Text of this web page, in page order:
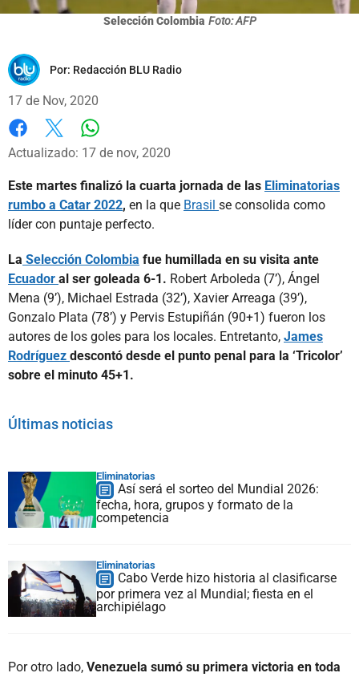
Selección Colombia Foto: AFP
Por: Redacción BLU Radio
17 de Nov, 2020
Facebook
X
Actualizado: 17 de nov, 2020
Este martes finalizó la cuarta jornada de las Eliminatorias
rumbo a Catar 2022, en la que Brasil se consolida como
líder con puntaje perfecto.
La Selección Colombia fue humillada en su visita ante
Ecuador al ser goleada 6-1. Robert Arboleda (7’), Ángel
Mena (9’), Michael Estrada (32’), Xavier Arreaga (39’),
Gonzalo Plata (78’) y Pervis Estupiñán (90+1) fueron los
autores de los goles para los locales. Entretanto, James
Rodríguez descontó desde el punto penal para la ‘Tricolor’
sobre el minuto 45+1.
Últimas noticias
Eliminatorias
Así será el sorteo del Mundial 2026:
fecha, hora, grupos y formato de la
competencia
Eliminatorias
Cabo Verde hizo historia al clasificarse
por primera vez al Mundial; fiesta en el
archipiélago
Por otro lado, Venezuela sumó su primera victoria en toda